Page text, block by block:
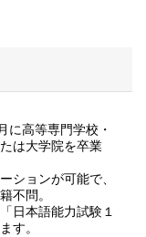
に高等専門学校・
は大学院を卒業
ションが可能で、
不問。
日本語能力試験１
す。